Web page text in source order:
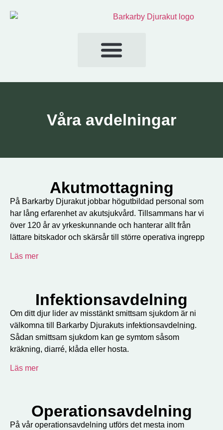
Våra avdelningar
Akutmottagning
På Barkarby Djurakut jobbar högutbildad personal som
har lång erfarenhet av akutsjukvård. Tillsammans har vi
över 120 år av yrkeskunnande och hanterar allt från
lättare bitskador och skärsår till större operativa ingrepp
Läs mer
Infektionsavdelning
Om ditt djur lider av misstänkt smittsam sjukdom är ni
välkomna till Barkarby Djurakuts infektionsavdelning.
Sådan smittsam sjukdom kan ge symtom såsom
kräkning, diarré, klåda eller hosta.
Läs mer
Operationsavdelning
På vår operationsavdelning utförs det mesta inom